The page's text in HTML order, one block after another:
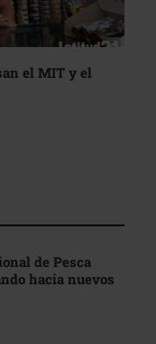
el MIT y el
de Pesca
hacia nuevos